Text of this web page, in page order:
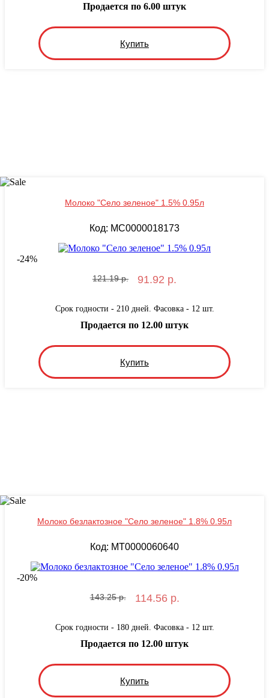
Купить
Продается по 6.00 штук
Молоко "Село зеленое" 1.5% 0.95л
Код: MС0000018173
-24%
121.19 р. 91.92 р.
Срок годности - 210 дней. Фасовка - 12 шт.
Купить
Продается по 12.00 штук
Молоко безлактозное "Село зеленое" 1.8% 0.95л
Код: MT0000060640
-20%
143.25 р. 114.56 р.
Срок годности - 180 дней. Фасовка - 12 шт.
Купить
Продается по 12.00 штук